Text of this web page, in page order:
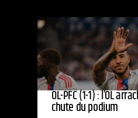
OL-PFC (1-1) : l’OL
chute du podium